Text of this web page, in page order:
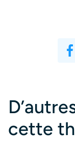
cette